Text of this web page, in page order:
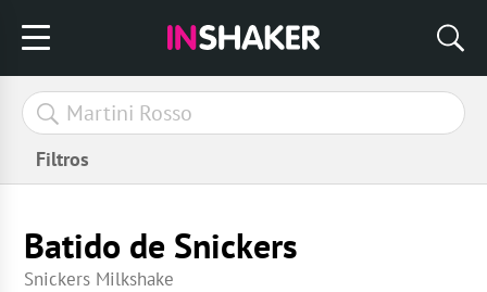
Filtros
Batido de Snickers
Snickers Milkshake